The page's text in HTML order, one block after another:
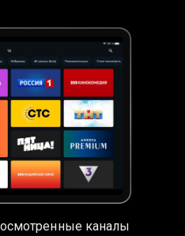
каналы